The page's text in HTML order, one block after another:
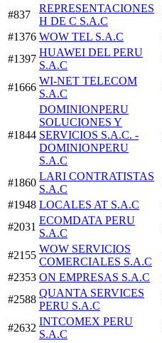
#837
REPRESENTACIONES
H DE C S.A.C
#1376 WOW TEL S.A.C
#1397
HUAWEI DEL PERU
S.A.C
#1666
WI-NET TELECOM
S.A.C
#1844
DOMINIONPERU
SOLUCIONES Y
SERVICIOS S.A.C. -
DOMINIONPERU
S.A.C
#1860
LARI CONTRATISTAS
S.A.C
#1948 LOCALES AT S.A.C
#2031
ECOMDATA PERU
S.A.C
#2155
WOW SERVICIOS
COMERCIALES S.A.C
#2353 ON EMPRESAS S.A.C
#2588
QUANTA SERVICES
PERU S.A.C
#2632
INTCOMEX PERU
S.A.C